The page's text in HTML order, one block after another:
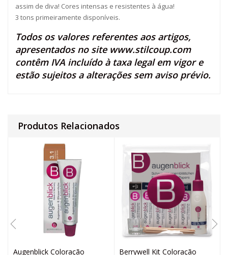
assim de diva! Cores intensas e resistentes à água!
3 tons primeiramente disponíveis.
Todos os valores referentes aos artigos,
apresentados no site www.stilcoup.com
contêm IVA incluído à taxa legal em vigor e
estão sujeitos a alterações sem aviso prévio.
Produtos Relacionados
Augenblick Coloração Berrywell Kit Coloração